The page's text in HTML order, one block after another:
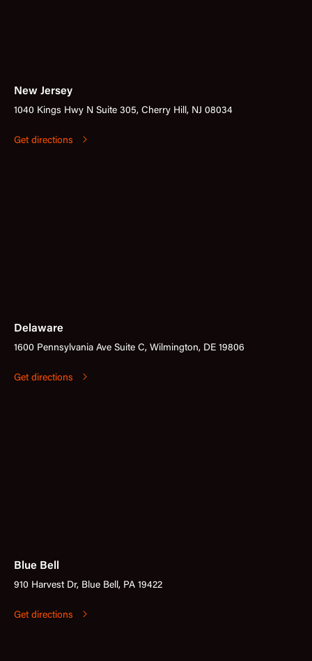
New Jersey
1040 Kings Hwy N Suite 305, Cherry Hill, NJ 08034
Get directions
Delaware
1600 Pennsylvania Ave Suite C, Wilmington, DE 19806
Get directions
Blue Bell
910 Harvest Dr, Blue Bell, PA 19422
Get directions